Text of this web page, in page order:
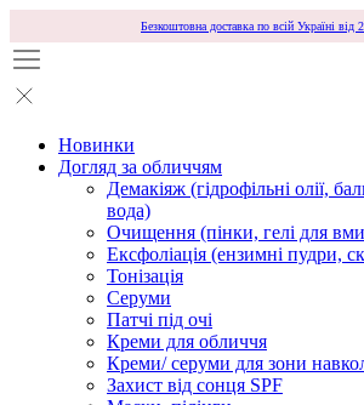
Безкоштовна доставка по всій Україні від
Новинки
Догляд за обличчям
Демакіяж (гідрофільні олії,
вода)
Очищення (пінки, гелі для
Ексфоліація (ензимні пудри,
Тонізація
Серуми
Патчі під очі
Креми для обличчя
Креми/ серуми для зони
Захист від сонця SPF